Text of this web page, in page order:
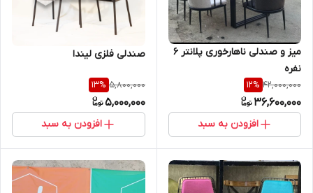
میز و صندلی ناهارخوری پلانتر ۶
نفره
42,000,000
12%
36,600,000
افزودن به سبد
صندلی فلزی لیندا
5,800,000
13%
5,000,000
افزودن به سبد